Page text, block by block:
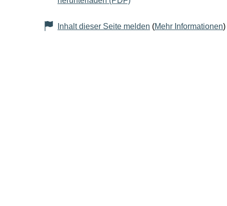
Inhalt dieser Seite melden (Mehr Informationen)